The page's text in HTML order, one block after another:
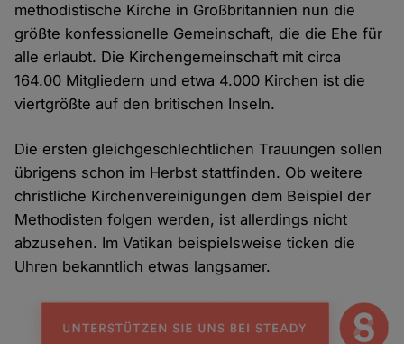
methodistische Kirche in Großbritannien nun die
größte konfessionelle Gemeinschaft, die die Ehe für
alle erlaubt. Die Kirchengemeinschaft mit circa
164.00 Mitgliedern und etwa 4.000 Kirchen ist die
viertgrößte auf den britischen Inseln.
Die ersten gleichgeschlechtlichen Trauungen sollen
übrigens schon im Herbst stattfinden. Ob weitere
christliche Kirchenvereinigungen dem Beispiel der
Methodisten folgen werden, ist allerdings nicht
abzusehen. Im Vatikan beispielsweise ticken die
Uhren bekanntlich etwas langsamer.